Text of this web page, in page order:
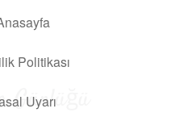
Politikası
Uyarı
Günlüğü